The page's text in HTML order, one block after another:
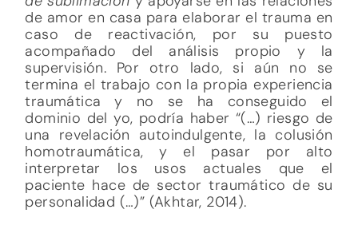
de amor en casa para elaborar el trauma en
caso de reactivación, por su puesto
acompañado del análisis propio y la
supervisión. Por otro lado, si aún no se
termina el trabajo con la propia experiencia
traumática y no se ha conseguido el
dominio del yo, podría haber “(…) riesgo de
una revelación autoindulgente, la colusión
homotraumática, y el pasar por alto
interpretar los usos actuales que el
paciente hace de sector traumático de su
personalidad (…)” (Akhtar, 2014).